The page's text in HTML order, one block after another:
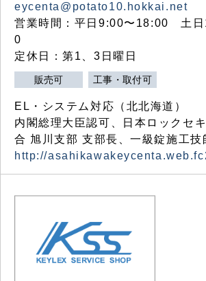
eycenta@potato10.hokkai.net
営業時間：平日9:00〜18:00 土
0
定休日：第1、3日曜日
販売可 工事・取付可
EL・システム対応（北北海道）
内閣総理大臣認可、日本ロックセ
合 旭川支部 支部長、一級錠施工技
http://